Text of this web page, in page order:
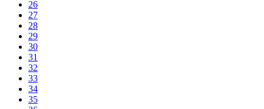
26
27
28
29
30
31
32
33
34
35